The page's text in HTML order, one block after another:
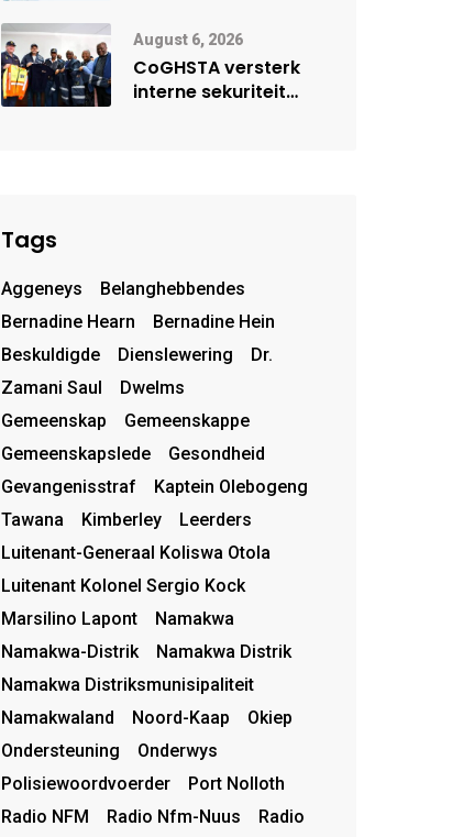
vir moontlike
herbegin
August 6, 2026
CoGHSTA versterk
interne sekuriteit
Tags
Aggeneys
Belanghebbendes
Bernadine Hearn
Bernadine Hein
Beskuldigde
Dienslewering
Dr.
Zamani Saul
Dwelms
Gemeenskap
Gemeenskappe
Gemeenskapslede
Gesondheid
Gevangenisstraf
Kaptein Olebogeng
Tawana
Kimberley
Leerders
Luitenant-Generaal Koliswa Otola
Luitenant Kolonel Sergio Kock
Marsilino Lapont
Namakwa
Namakwa-Distrik
Namakwa Distrik
Namakwa Distriksmunisipaliteit
Namakwaland
Noord-Kaap
Okiep
Ondersteuning
Onderwys
Polisiewoordvoerder
Port Nolloth
Radio NFM
Radio Nfm-Nuus
Radio